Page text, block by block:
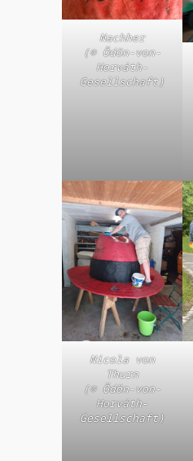
Nachher
(© Ödön-von-
Horváth-
Gesellschaft)
Nicola von
Thurn
(© Ödön-von-
Horváth-
Gesellschaft)